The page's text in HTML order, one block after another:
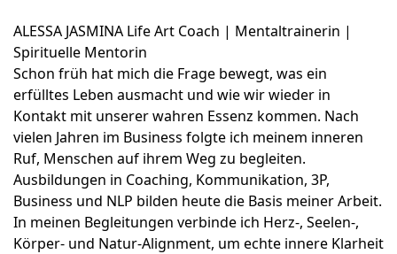
ALESSA JASMINA Life Art Coach | Mentaltrainerin |
Spirituelle Mentorin
Schon früh hat mich die Frage bewegt, was ein
erfülltes Leben ausmacht und wie wir wieder in
Kontakt mit unserer wahren Essenz kommen. Nach
vielen Jahren im Business folgte ich meinem inneren
Ruf, Menschen auf ihrem Weg zu begleiten.
Ausbildungen in Coaching, Kommunikation, 3P,
Business und NLP bilden heute die Basis meiner Arbeit.
In meinen Begleitungen verbinde ich Herz-, Seelen-,
Körper- und Natur-Alignment, um echte innere Klarheit